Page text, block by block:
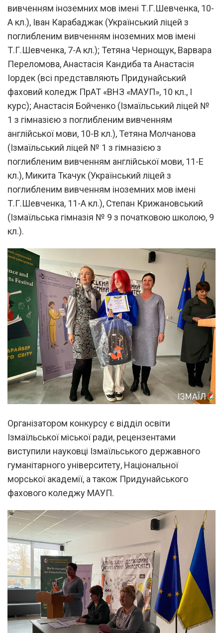
вивченням іноземних мов імені Т.Г.Шевченка, 10-
А кл.), Іван Карабаджак (Український ліцей з
поглибленим вивченням іноземних мов імені
Т.Г.Шевченка, 7-А кл.); Тетяна Чернощук, Варвара
Переломова, Анастасія Кандиба та Анастасія
Іордек (всі представляють Придунайський
фаховий коледж ПрАТ «ВНЗ «МАУП», 10 кл., І
курс); Анастасія Бойченко (Ізмаїльський ліцей №
1 з гімназією з поглибленим вивченням
англійської мови, 10-В кл.), Тетяна Молчанова
(Ізмаїльський ліцей № 1 з гімназією з
поглибленим вивченням англійської мови, 11-Е
кл.), Микита Ткачук (Український ліцей з
поглибленим вивченням іноземних мов імені
Т.Г.Шевченка, 11-А кл.), Степан Крижановський
(Ізмаїльська гімназія № 9 з початковою школою, 9
кл.).
Організатором конкурсу є відділ освіти
Ізмаїльської міської ради, рецензентами
виступили науковці Ізмаїльського державного
гуманітарного університету, Національної
морської академії, а також Придунайського
фахового коледжу МАУП.